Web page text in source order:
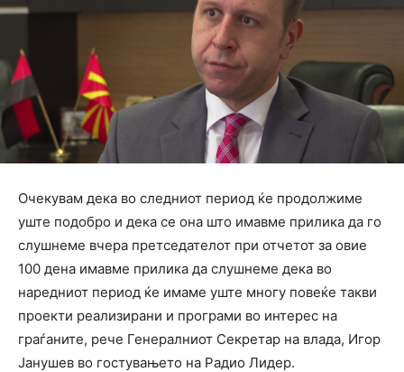
Очекувам дека во следниот период ќе продолжиме
уште подобро и дека се она што имавме прилика да го
слушнеме вчера претседателот при отчетот за овие
100 дена имавме прилика да слушнеме дека во
наредниот период ќе имаме уште многу повеќе такви
проекти реализирани и програми во интерес на
граѓаните, рече Генералниот Секретар на влада, Игор
Јанушев во гостувањето на Радио Лидер.